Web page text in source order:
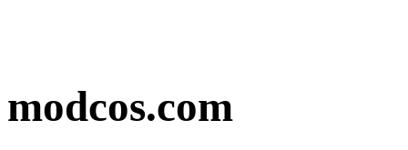
modcos.com